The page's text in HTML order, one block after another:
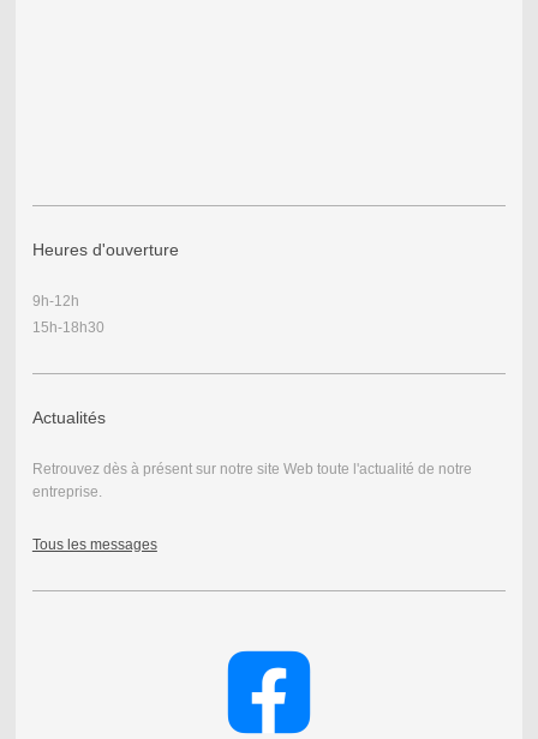
Heures d'ouverture
9h-12h
15h-18h30
Actualités
Retrouvez dès à présent sur notre site Web toute l'actualité de notre
entreprise.
Tous les messages